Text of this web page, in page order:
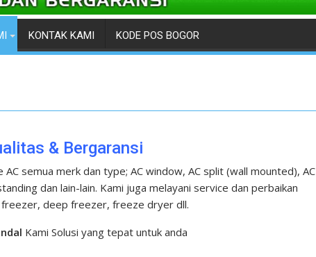
KONTAK KAMI KODE POS BOGOR
& Bergaransi
AC semua merk dan type; AC window, AC split (wall mounted), AC
dan lain-lain. Kami juga melayani service dan perbaikan
deep freezer, freeze dryer dll.
Kami Solusi yang tepat untuk anda